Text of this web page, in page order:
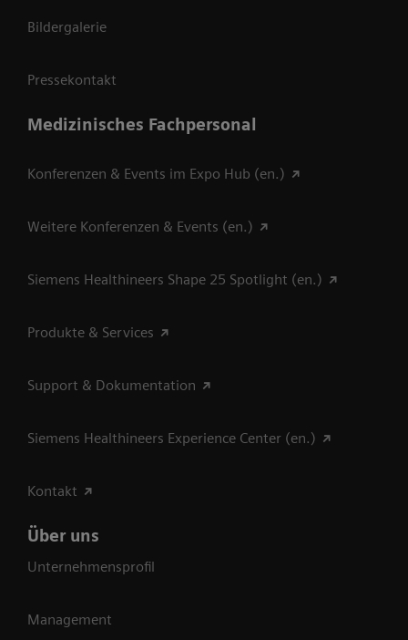
Bildergalerie
Pressekontakt
Medizinisches Fachpersonal
Konferenzen & Events im Expo Hub (en.)
Weitere Konferenzen & Events (en.)
Siemens Healthineers Shape 25 Spotlight (en.)
Produkte & Services
Support & Dokumentation
Siemens Healthineers Experience Center (en.)
Kontakt
Über uns
Unternehmensprofil
Management